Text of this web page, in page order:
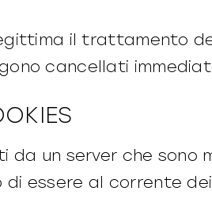
il trattamento
cancellati
da un server che sono
essere al corrente